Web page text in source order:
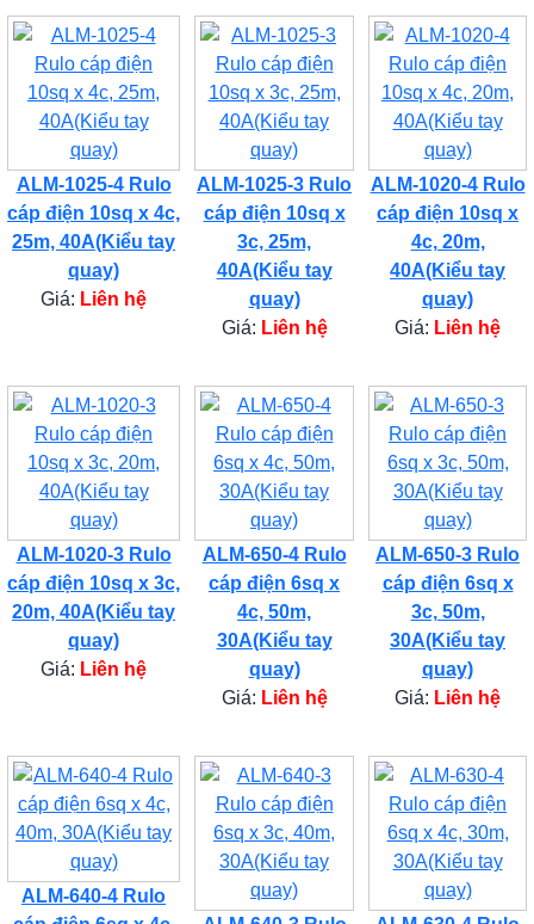
ALM-1025-4 Rulo
cáp điện 10sq x 4c,
25m, 40A(Kiểu tay
quay)
Giá: Liên hệ
ALM-1025-3 Rulo
cáp điện 10sq x
3c, 25m,
40A(Kiểu tay
quay)
Giá: Liên hệ
ALM-1020-4 Rulo
cáp điện 10sq x
4c, 20m,
40A(Kiểu tay
quay)
Giá: Liên hệ
ALM-1020-3 Rulo
cáp điện 10sq x 3c,
20m, 40A(Kiểu tay
quay)
Giá: Liên hệ
ALM-650-4 Rulo
cáp điện 6sq x
4c, 50m,
30A(Kiểu tay
quay)
Giá: Liên hệ
ALM-650-3 Rulo
cáp điện 6sq x
3c, 50m,
30A(Kiểu tay
quay)
Giá: Liên hệ
ALM-640-4 Rulo